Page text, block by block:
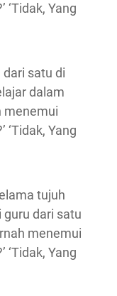
‘Tidak, Yang
dari satu di
dalam
menemui
‘Tidak, Yang
tujuh
dari satu
menemui
‘Tidak, Yang